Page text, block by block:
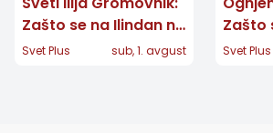
Zašto se na Ilindan ne
radi i šta kaže
Svet Plus sub, 1. avgust
Zašto
Svet Plus